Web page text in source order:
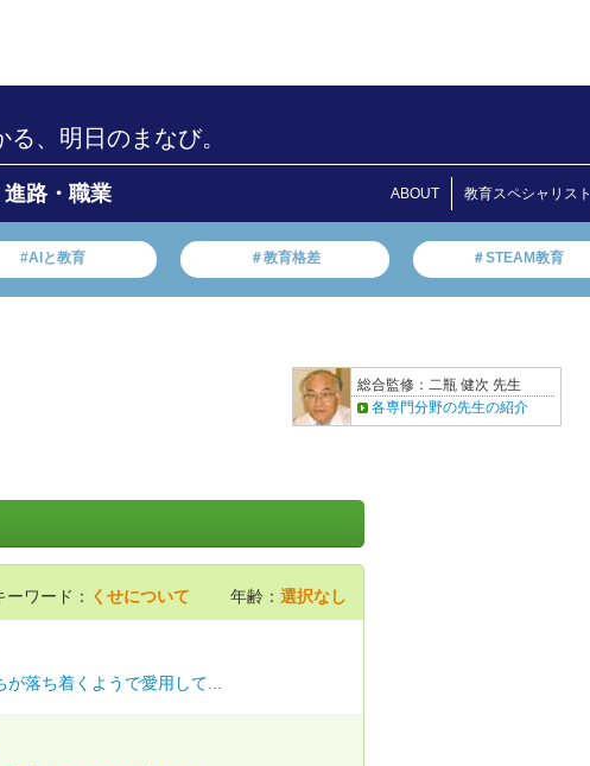
る、明日のまなび。
進路・職業 ABOUT 教育スペシャリスト
#AIと教育 ＃教育格差 ＃STEAM教育
総合監修：二瓶 健次 先生
各専門分野の先生の紹介
ーワード： くせについて 年齢： 選択なし
落ち着くようで愛用して...